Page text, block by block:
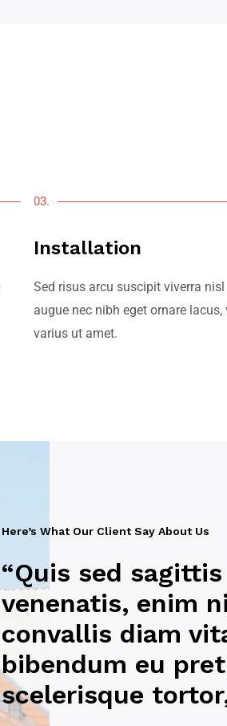
03.
Installation
Sed risus arcu suscipit viverra nisl
augue nec nibh eget ornare lacus,
varius ut amet.
Here’s What Our Client Say About Us
“Quis sed
venenatis, enim
convallis diam
bibendum eu
scelerisque